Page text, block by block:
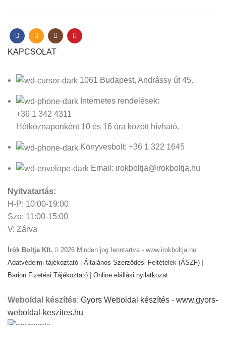
KAPCSOLAT
1061 Budapest, Andrássy út 45.
Internetes rendelések:
+36 1 342 4311
Hétköznaponként 10 és 16 óra között hívható.
Könyvesbolt: +36 1 322 1645
Email: irokboltja@irokboltja.hu
Nyitvatartás:
H-P: 10:00-19:00
Szo: 11:00-15:00
V: Zárva
Írók Boltja Kft.
2026 Minden jog fenntartva - www.irokboltja.hu
Adatvédelmi tájékoztató
Általános Szerződési Feltételek (ÁSZF)
Barion Fizetési Tájékoztató
Online elállási nyilatkozat
Weboldal készítés: Gyors Weboldal készítés - www.gyors-
weboldal-keszites.hu